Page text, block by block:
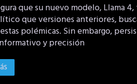
que su nuevo modelo, Llama
que versiones anteriores,
polémicas. Sin embargo,
y precisión